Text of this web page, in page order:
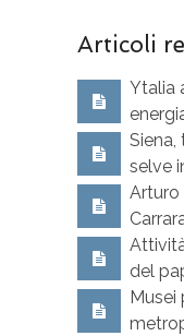
Articoli
Ytalia
Siena,
selve
Arturo
del